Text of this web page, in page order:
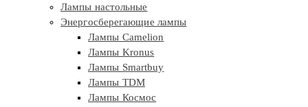
Лампы настольные
Энергосберегающие лампы
Лампы Camelion
Лампы Kronus
Лампы Smartbuy
Лампы TDM
Лампы Космос